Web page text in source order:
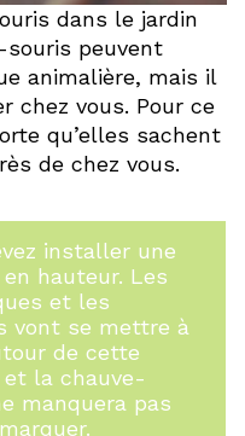
dans le jardin
peuvent
animalière, mais il
chez vous. Pour ce
qu’elles sachent
de chez vous.
installer une
hauteur. Les
et les
vont se mettre à
de cette
la chauve-
manquera pas